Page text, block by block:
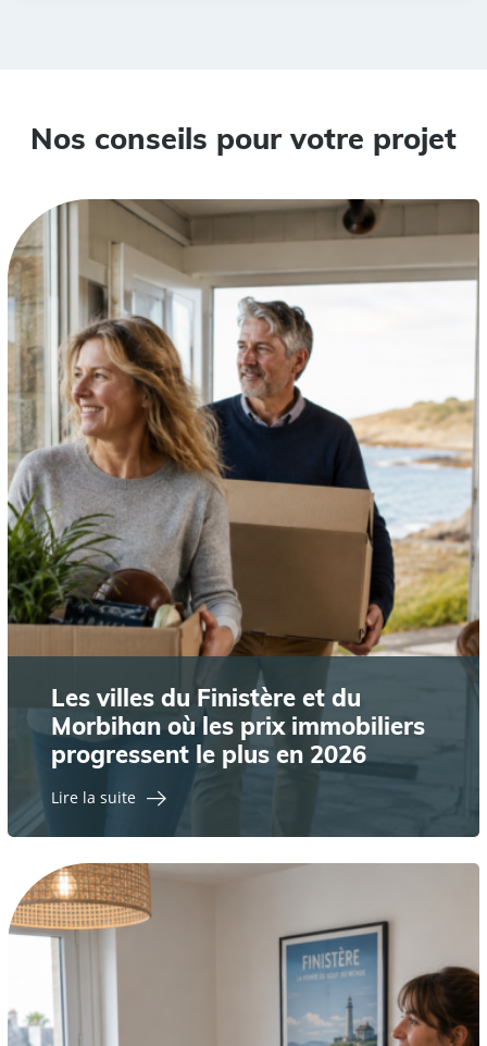
Nos conseils pour votre projet
Les villes du Finistère et du
Morbihan où les prix immobiliers
progressent le plus en 2026
Lire la suite